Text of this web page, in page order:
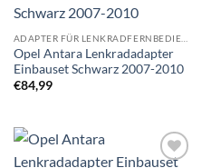
Wunschliste
Opel Antara Lenkradadapter
Einbauset Schwarz 2007-2010
€84,99